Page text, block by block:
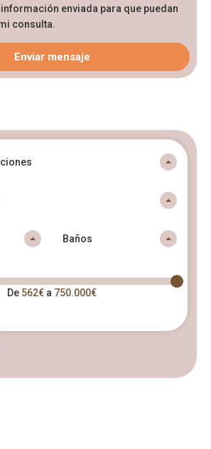
enviada para que puedan
consulta.
Baños
De 562€ a 750.000€